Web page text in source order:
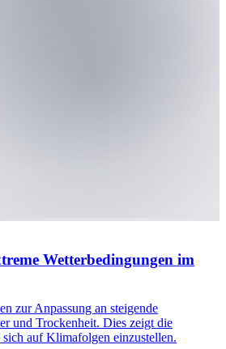
Wetterbedingungen im
zur Anpassung an steigende
und Trockenheit. Dies zeigt die
auf Klimafolgen einzustellen.